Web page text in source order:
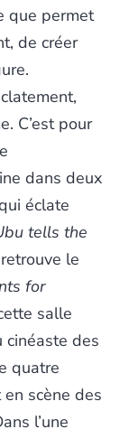
que permet
de créer
C’est pour
dans deux
éclate
tells the
le
for
salle
cinéaste des
quatre
scène des
l’une